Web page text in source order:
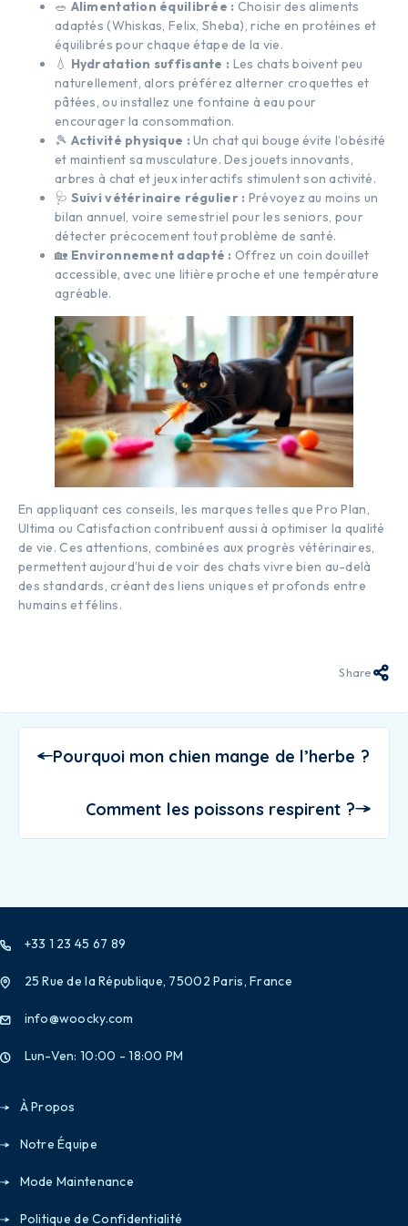
🥗 Alimentation équilibrée : Choisir des aliments
adaptés (Whiskas, Felix, Sheba), riche en protéines et
équilibrés pour chaque étape de la vie.
💧 Hydratation suffisante : Les chats boivent peu
naturellement, alors préférez alterner croquettes et
pâtées, ou installez une fontaine à eau pour
encourager la consommation.
🎾 Activité physique :Un chat qui bouge évite l’obésité
et maintient sa musculature. Des jouets innovants,
arbres à chat et jeux interactifs stimulent son activité.
🩺 Suivi vétérinaire régulier : Prévoyez au moins un
bilan annuel, voire semestriel pour les seniors, pour
détecter précocement tout problème de santé.
🏡 Environnement adapté : Offrez un coin douillet
accessible, avec une litière proche et une température
agréable.
En appliquant ces conseils, les marques telles que Pro Plan,
Ultima ou Catisfaction contribuent aussi à optimiser la qualité
de vie. Ces attentions, combinées aux progrès vétérinaires,
permettent aujourd’hui de voir des chats vivre bien au-delà
des standards, créant des liens uniques et profonds entre
humains et félins.
Share
Pourquoi mon chien mange de l’herbe ?
Comment les poissons respirent ?
+33 1 23 45 67 89
25 Rue de la République, 75002 Paris, France
info@woocky.com
Lun-Ven: 10:00 - 18:00 PM
À Propos
Notre Équipe
Mode Maintenance
Politique de Confidentialité